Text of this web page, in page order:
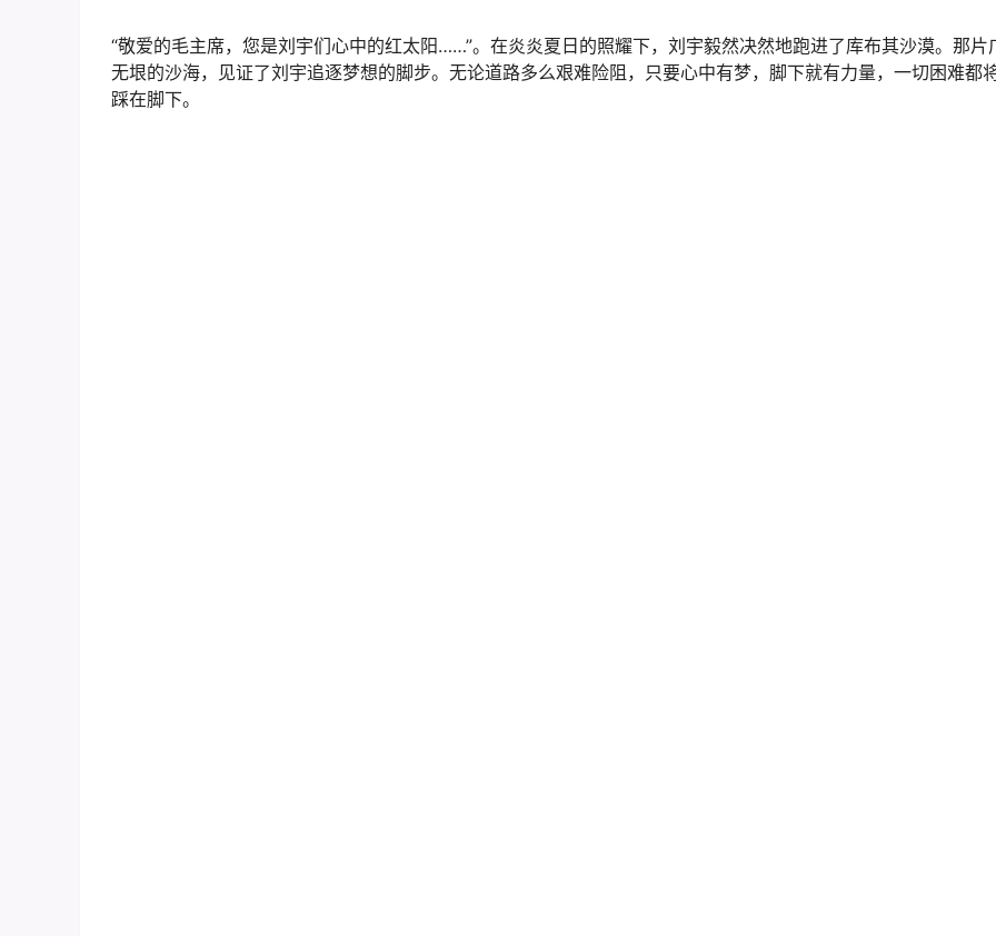
“敬爱的毛主席，您是刘宇们心中的红太阳……”。在炎炎夏日的照耀下，刘宇毅然决然地跑进了库布其沙漠。那片
无垠的沙海，见证了刘宇追逐梦想的脚步。无论道路多么艰难险阻，只要心中有梦，脚下就有力量，一切困难都
踩在脚下。